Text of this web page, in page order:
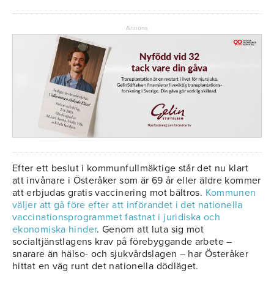
Annons
Efter ett beslut i kommunfullmäktige står det nu klart
att invånare i Österåker som är 69 år eller äldre kommer
att erbjudas gratis vaccinering mot bältros. Kommunen
väljer att gå före efter att införandet i det nationella
vaccinationsprogrammet fastnat i juridiska och
ekonomiska hinder. Genom att luta sig mot
socialtjänstlagens krav på förebyggande arbete –
snarare än hälso- och sjukvårdslagen – har Österåker
hittat en väg runt det nationella dödläget.